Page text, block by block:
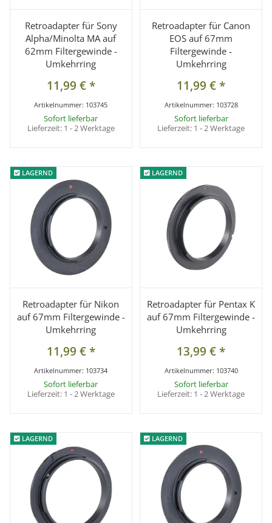
Retroadapter für Sony
Alpha/Minolta MA auf
62mm Filtergewinde -
Umkehrring
11,99 €*
Artikelnummer: 103745
Sofort lieferbar
Lieferzeit: 1 - 2 Werktage
Retroadapter für Canon
EOS auf 67mm
Filtergewinde -
Umkehrring
11,99 €*
Artikelnummer: 103728
Sofort lieferbar
Lieferzeit: 1 - 2 Werktage
LAGERND
LAGERND
Retroadapter für Nikon
auf 67mm Filtergewinde -
Umkehrring
11,99 €*
Artikelnummer: 103734
Sofort lieferbar
Lieferzeit: 1 - 2 Werktage
LAGERND
LAGERND
Retroadapter für Pentax K
auf 67mm Filtergewinde -
Umkehrring
13,99 €*
Artikelnummer: 103740
Sofort lieferbar
Lieferzeit: 1 - 2 Werktage
LAGERND
LAGERND LAGERND
LAGERND